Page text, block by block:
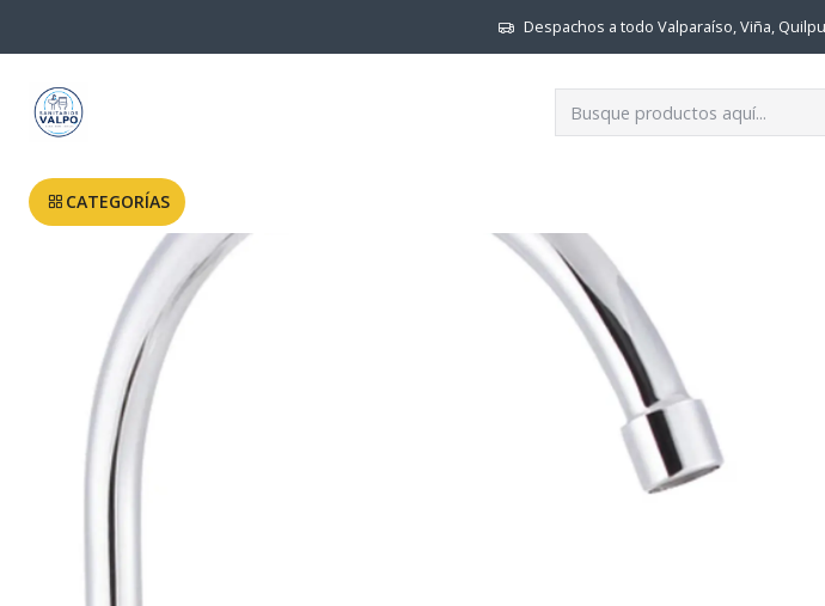
CATEGORÍAS
Despachos a todo Valparaíso, Viña,
Inicio GRIFERIAS COCINA - INDUSTRIAL